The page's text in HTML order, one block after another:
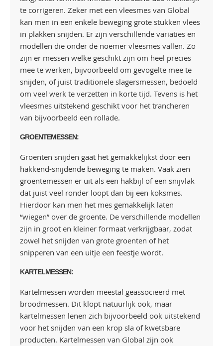
te corrigeren. Zeker met een vleesmes van Global
kan men in een enkele beweging grote stukken vlees
in plakken snijden. Er zijn verschillende variaties en
modellen die onder de noemer vleesmes vallen. Zo
zijn er messen welke geschikt zijn om heel precies
mee te werken, bijvoorbeeld om gevogelte mee te
snijden, of juist traditionele slagersmessen, bedoeld
om veel werk te verzetten in korte tijd. Tevens is het
vleesmes uitstekend geschikt voor het trancheren
van bijvoorbeeld een rollade.
GROENTEMESSEN:
Groenten snijden gaat het gemakkelijkst door een
hakkend-snijdende beweging te maken. Vaak zien
groentemessen er uit als een hakbijl of een snijvlak
dat juist veel ronder loopt dan bij een koksmes.
Hierdoor kan men het mes gemakkelijk laten
“wiegen” over de groente. De verschillende modellen
zijn in groot en kleiner formaat verkrijgbaar, zodat
zowel het snijden van grote groenten of het
snipperen van een uitje een feestje wordt.
KARTELMESSEN:
Kartelmessen worden meestal geassocieerd met
broodmessen. Dit klopt natuurlijk ook, maar
kartelmessen lenen zich bijvoorbeeld ook uitstekend
voor het snijden van een krop sla of kwetsbare
producten. Kartelmessen van Global zijn ook